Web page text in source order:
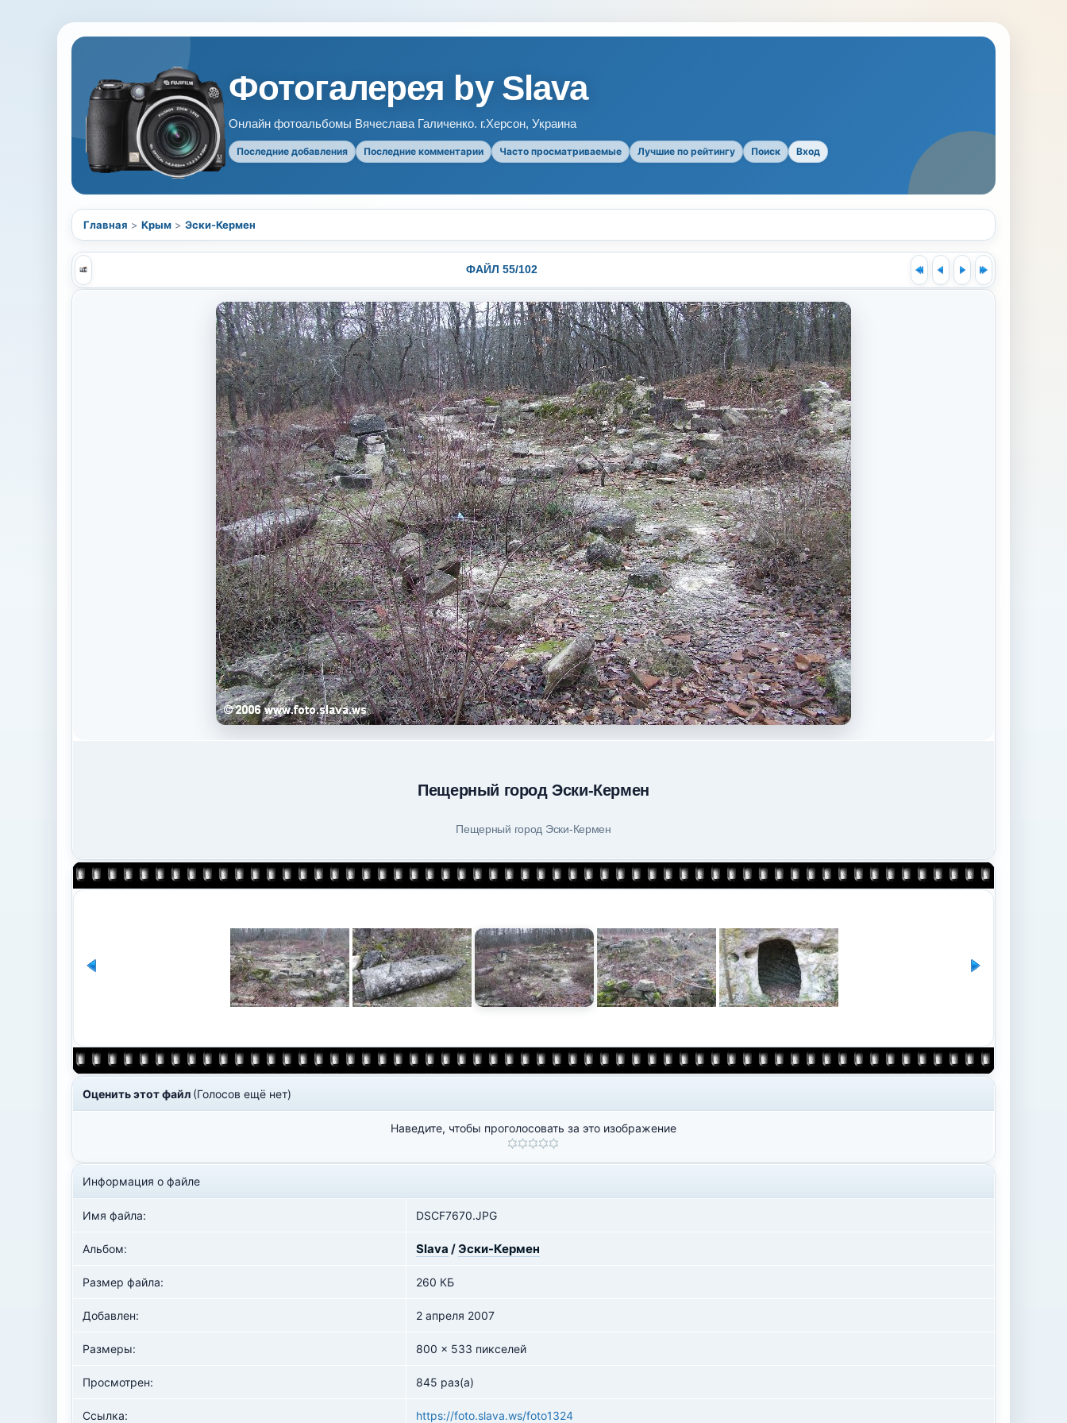
Фотогалерея by Slava
Онлайн фотоальбомы Вячеслава Галиченко. г.Херсон, Украина
Последние добавления Последние комментарии Часто просматриваемые Лучшие по рейтингу Поиск Вход
Главная > Крым > Эски-Кермен
ФАЙЛ 55/102
Пещерный город Эски-Кермен
Пещерный город Эски-Кермен
Оценить этот файл (Голосов ещё нет)
Наведите, чтобы проголосовать за это изображение
Информация о файле
Имя файла: DSCF7670.JPG
Альбом: Slava /Эски-Кермен
Размер файла: 260 КБ
Добавлен: 2 апреля 2007
Размеры: 800 x 533 пикселей
Просмотрен: 845 раз(а)
Ссылка: https://foto.slava.ws/foto1324